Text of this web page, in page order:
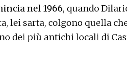
nel 1966, quando
lei sarta, colgono quella
dei più antichi locali di